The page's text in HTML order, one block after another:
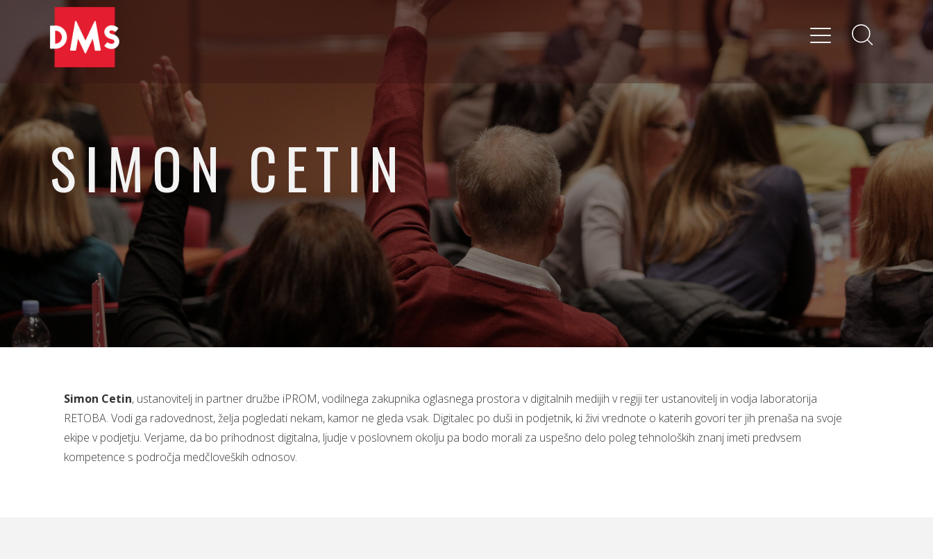
SIMON CETIN
Ustanovitelj in partner družbe iPROM ter ustanovitelj in vodja laboratorija RETOBA
Simon Cetin, ustanovitelj in partner družbe iPROM, vodilnega zakupnika oglasnega prostora v digitalnih medijih v regiji ter ustanovitelj in vodja laboratorija
RETOBA. Vodi ga radovednost, želja pogledati nekam, kamor ne gleda vsak. Digitalec po duši in podjetnik, ki živi vrednote o katerih govori ter jih prenaša na svoje
ekipe v podjetju. Verjame, da bo prihodnost digitalna, ljudje v poslovnem okolju pa bodo morali za uspešno delo poleg tehnoloških znanj imeti predvsem
kompetence s področja medčloveških odnosov.